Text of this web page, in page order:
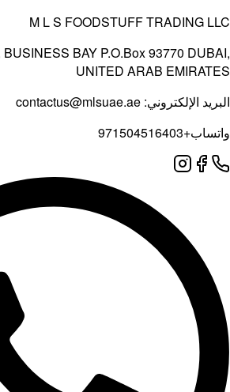
M L S
MARASI DRIVE, BUSINESS BAY